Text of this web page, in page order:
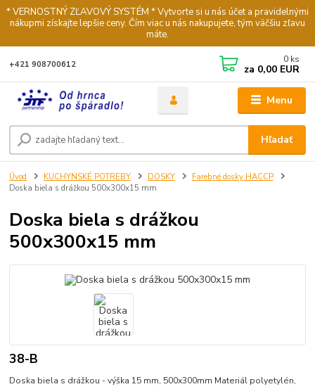
* VERNOSTNÝ ZĽAVOVÝ SYSTÉM * Vytvorte si u nás účet a pravidelnými
nákupmi získajte lepšie ceny. Čím viac u nás nakupujete, tým väčšiu zľavu
máte.
Menu
Hľadať
+421 908700612 0 ks
za 0,00 EUR
Úvod KUCHYNSKÉ POTREBY DOSKY
Farebné dosky HACCP
Doska biela s drážkou 500x300x15 mm
Doska biela s drážkou
500x300x15 mm
38-B
Doska biela s drážkou - výška 15 mm, 500x300mm Materiál polyetylén,